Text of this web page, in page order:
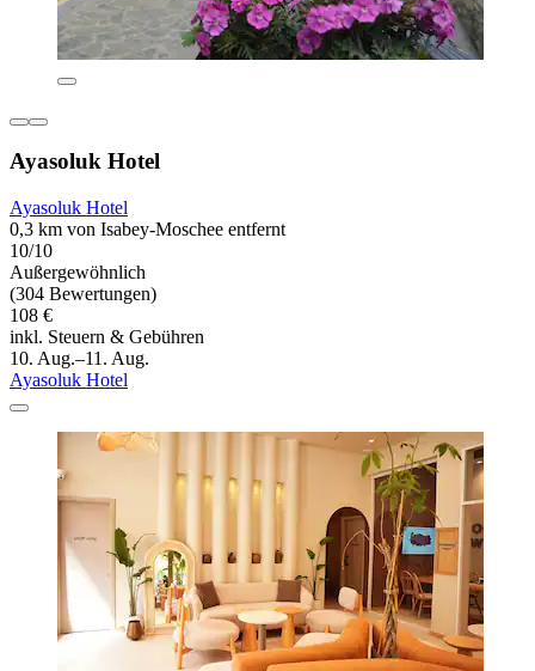
Ayasoluk Hotel
Ayasoluk Hotel
0,3 km von Isabey-Moschee entfernt
10/10
Außergewöhnlich
(304 Bewertungen)
108 €
inkl. Steuern & Gebühren
10. Aug.–11. Aug.
Ayasoluk Hotel